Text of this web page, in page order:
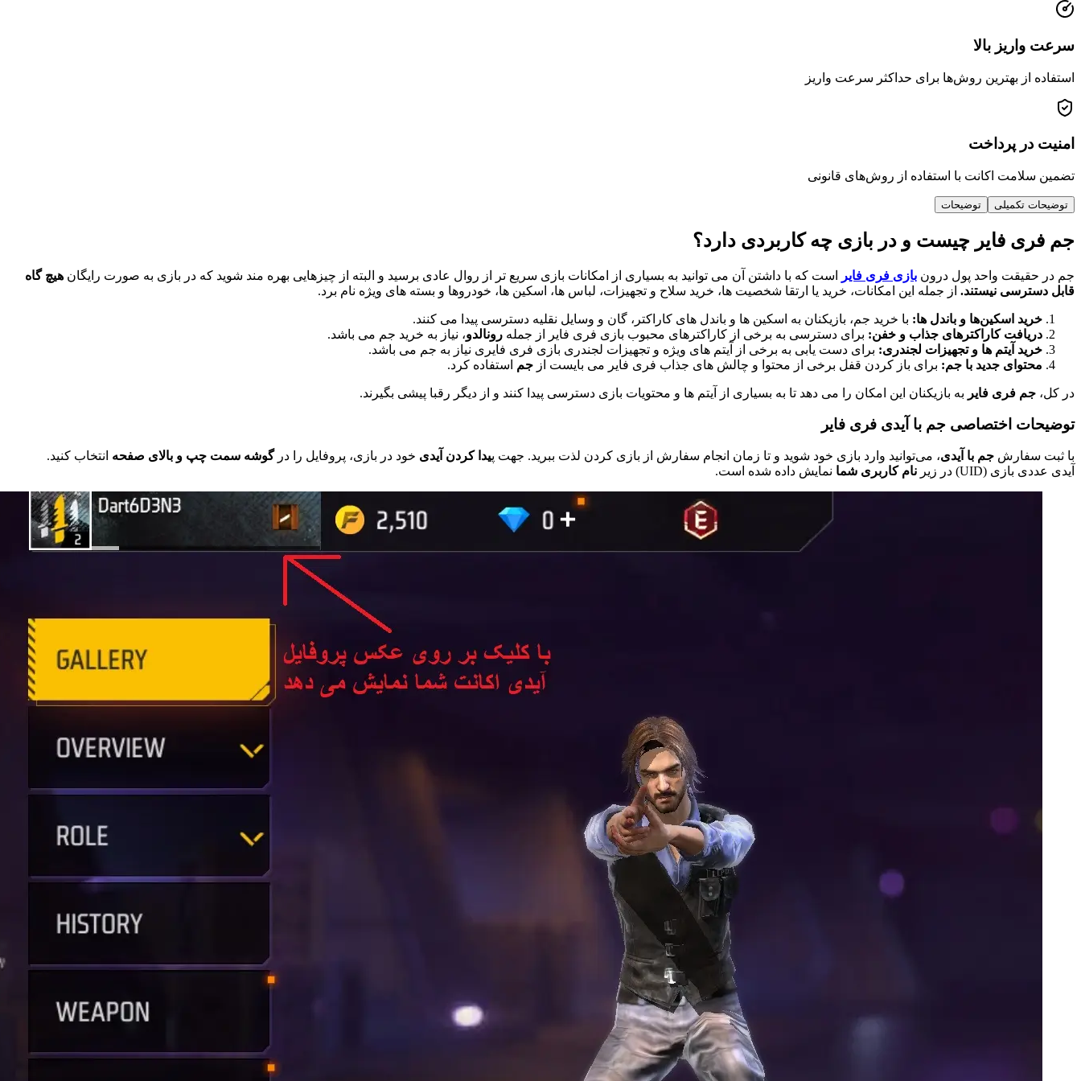
سرعت واریز بالا
استفاده از بهترین روش‌ها برای حداکثر سرعت واریز
امنیت در پرداخت
تضمین سلامت اکانت با استفاده از روش‌های قانونی
توضیحات تکمیلی توضیحات
جم فری فایر چیست و در بازی چه کاربردی دارد؟
جم در حقیقت واحد پول درون بازی فری فایر است که با داشتن آن می توانید به بسیاری از امکانات بازی سریع تر از روال عادی برسید و البته از چیزهایی بهره مند شوید که در بازی به صورت رایگان هیچ گاه
قابل دسترسی نیستند. از جمله این امکانات، خرید یا ارتقا شخصیت ها، خرید سلاح و تجهیزات، لباس ها، اسکین ها، خودروها و بسته های ویژه نام برد.
خرید اسکین‌ها و باندل ها: با خرید جم، بازیکنان به اسکین ها و باندل های کاراکتر، گان و وسایل نقلیه دسترسی پیدا می کنند.
دریافت کاراکترهای جذاب و خفن: برای دسترسی به برخی از کاراکترهای محبوب بازی فری فایر از جمله رونالدو، نیاز به خرید جم می باشد.
خرید آیتم ها و تجهیزات لجندری: برای دست یابی به برخی از آیتم های ویژه و تجهیزات لجندری بازی فری فایری نیاز به جم می باشد.
محتوای جدید با جم: برای باز کردن قفل برخی از محتوا و چالش های جذاب فری فایر می بایست از جم استفاده کرد.
در کل، جم فری فایر به بازیکنان این امکان را می دهد تا به بسیاری از آیتم ها و محتویات بازی دسترسی پیدا کنند و از دیگر رقبا پیشی بگیرند.
توضیحات اختصاصی جم با آیدی فری فایر
با ثبت سفارش جم با آیدی، می‌توانید وارد بازی خود شوید و تا زمان انجام سفارش از بازی کردن لذت ببرید. جهت پیدا کردن آیدی خود در بازی، پروفایل را درگوشه سمت چپ و بالای صفحه انتخاب کنید.
آیدی عددی بازی (UID) در زیر
نام کاربری شما نمایش داده شده است.